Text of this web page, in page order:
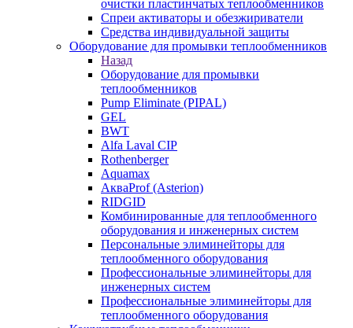
очистки пластинчатых теплообменников
Спреи активаторы и обезжириватели
Средства индивидуальной защиты
Оборудование для промывки теплообменников
Назад
Оборудование для промывки
теплообменников
Pump Eliminate (PIPAL)
GEL
BWT
Alfa Laval CIP
Rothenberger
Aquamax
АкваProf (Asterion)
RIDGID
Комбинированные для теплообменного
оборудования и инженерных систем
Персональные элиминейторы для
теплообменного оборудования
Профессиональные элиминейторы для
инженерных систем
Профессиональные элиминейторы для
теплообменного оборудования